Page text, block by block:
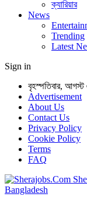
ক্যারিয়ার
News
Trending
Latest
Sign in
বৃহস্পতিবার,
Advertisement
About Us
Contact Us
Privacy Policy
Cookie Policy
Terms
FAQ
Bangladesh